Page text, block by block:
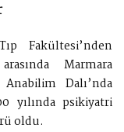
Fakültesi’nden
Marmara
Dalı’nda
yılında psikiyatri
oldu.